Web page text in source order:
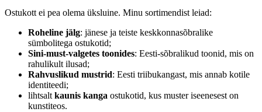
Ostukott ei pea olema üksluine. Minu sortimendist leiad:
Roheline jälg: jänese ja teiste keskkonnasõbralike
sümbolitega ostukotid;
Sini-must-valgetes toonides: Eesti-sõbralikud toonid, mis on
rahulikult ilusad;
Rahvuslikud mustrid: Eesti triibukangast, mis annab kotile
identiteedi;
lihtsaltkaunis kanga ostukotid, kus muster iseenesest on
kunstiteos.